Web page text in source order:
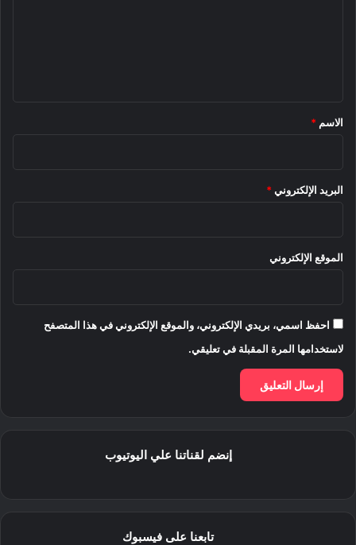
*
الاسم *
البريد الإلكتروني *
الموقع الإلكتروني
احفظ اسمي، بريدي الإلكتروني، والموقع الإلكتروني في هذا المتصفح
لاستخدامها المرة المقبلة في تعليقي.
إنضم لقناتنا علي اليوتيوب
تابعنا على فيسبوك